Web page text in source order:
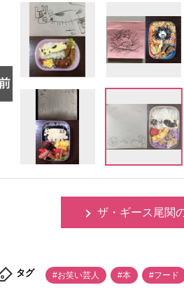
ザ・ギース尾関
タグ #お笑い芸人 #本 #フード